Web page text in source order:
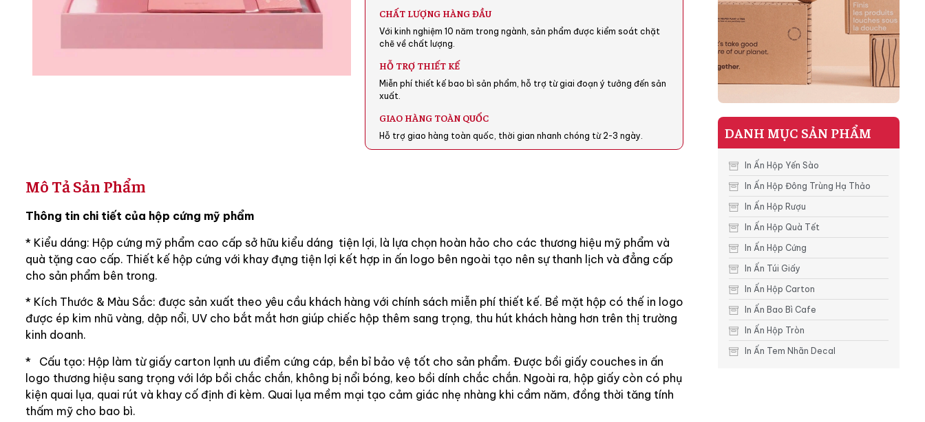
CHẤT LƯỢNG HÀNG ĐẦU
Với kinh nghiệm 10 năm trong ngành, sản phẩm được kiểm soát chặt
chẽ về chất lượng.
HỖ TRỢ THIẾT KẾ
Miễn phí thiết kế bao bì sản phẩm, hỗ trợ từ giai đoạn ý tưởng đến sản
xuất.
GIAO HÀNG TOÀN QUỐC
Hỗ trợ giao hàng toàn quốc, thời gian nhanh chóng từ 2-3 ngày.
Mô Tả Sản Phẩm
Thông tin chi tiết của hộp cứng mỹ phẩm
* Kiểu dáng: Hộp cứng mỹ phẩm cao cấp sở hữu kiểu dáng tiện lợi, là lựa chọn hoàn hảo cho các thương hiệu mỹ phẩm và
quà tặng cao cấp. Thiết kế hộp cứng với khay đựng tiện lợi kết hợp in ấn logo bên ngoài tạo nên sự thanh lịch và đẳng cấp
cho sản phẩm bên trong.
* Kích Thước & Màu Sắc: được sản xuất theo yêu cầu khách hàng với chính sách miễn phí thiết kế. Bề mặt hộp có thế in logo
được ép kim nhũ vàng, dập nổi, UV cho bắt mắt hơn giúp chiếc hộp thêm sang trọng, thu hút khách hàng hơn trên thị trường
kinh doanh.
* Cấu tạo: Hộp làm từ giấy carton lạnh ưu điểm cứng cáp, bền bỉ bảo vệ tốt cho sản phẩm. Được bồi giấy couches in ấn
logo thương hiệu sang trọng với lớp bồi chắc chắn, không bị nổi bóng, keo bồi dính chắc chắn. Ngoài ra, hộp giấy còn có phụ
kiện quai lụa, quai rút và khay cố định đi kèm. Quai lụa mềm mại tạo cảm giác nhẹ nhàng khi cầm năm, đồng thời tăng tính
thấm mỹ cho bao bì.
DANH MỤC SẢN PHẨM
In Ấn Hộp Yến Sào
In Ấn Hộp Đông Trùng Hạ Thảo
In Ấn Hộp Rượu
In Ấn Hộp Quà Tết
In Ấn Hộp Cứng
In Ấn Túi Giấy
In Ấn Hộp Carton
In Ấn Bao Bì Cafe
In Ấn Hộp Tròn
In Ấn Tem Nhãn Decal